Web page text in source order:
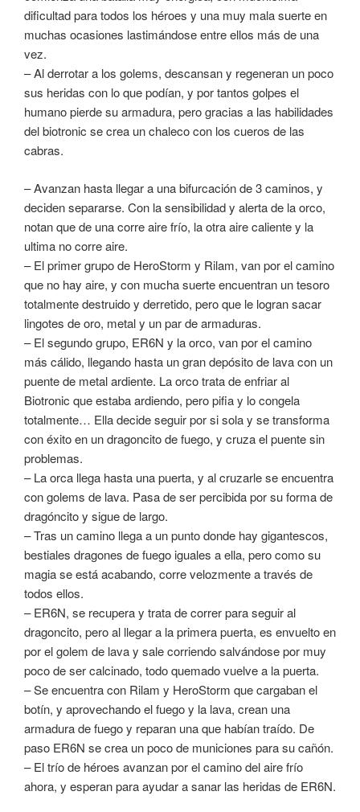
dificultad para todos los héroes y una muy mala suerte en
muchas ocasiones lastimándose entre ellos más de una
vez.
– Al derrotar a los golems, descansan y regeneran un poco
sus heridas con lo que podían, y por tantos golpes el
humano pierde su armadura, pero gracias a las habilidades
del biotronic se crea un chaleco con los cueros de las
cabras.
– Avanzan hasta llegar a una bifurcación de 3 caminos, y
deciden separarse. Con la sensibilidad y alerta de la orco,
notan que de una corre aire frío, la otra aire caliente y la
ultima no corre aire.
– El primer grupo de HeroStorm y Rilam, van por el camino
que no hay aire, y con mucha suerte encuentran un tesoro
totalmente destruido y derretido, pero que le logran sacar
lingotes de oro, metal y un par de armaduras.
– El segundo grupo, ER6N y la orco, van por el camino
más cálido, llegando hasta un gran depósito de lava con un
puente de metal ardiente. La orco trata de enfriar al
Biotronic que estaba ardiendo, pero pifia y lo congela
totalmente… Ella decide seguir por si sola y se transforma
con éxito en un dragoncito de fuego, y cruza el puente sin
problemas.
– La orca llega hasta una puerta, y al cruzarle se encuentra
con golems de lava. Pasa de ser percibida por su forma de
dragóncito y sigue de largo.
– Tras un camino llega a un punto donde hay gigantescos,
bestiales dragones de fuego iguales a ella, pero como su
magia se está acabando, corre velozmente a través de
todos ellos.
– ER6N, se recupera y trata de correr para seguir al
dragoncito, pero al llegar a la primera puerta, es envuelto en
por el golem de lava y sale corriendo salvándose por muy
poco de ser calcinado, todo quemado vuelve a la puerta.
– Se encuentra con Rilam y HeroStorm que cargaban el
botín, y aprovechando el fuego y la lava, crean una
armadura de fuego y reparan una que habían traído. De
paso ER6N se crea un poco de municiones para su cañón.
– El trío de héroes avanzan por el camino del aire frío
ahora, y esperan para ayudar a sanar las heridas de ER6N.